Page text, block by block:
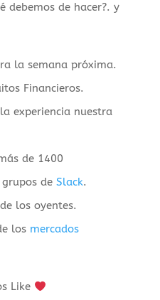
debemos de hacer?. y
la semana próxima.
Financieros.
experiencia nuestra
de 1400
de Slack.
los oyentes.
los mercados
Like